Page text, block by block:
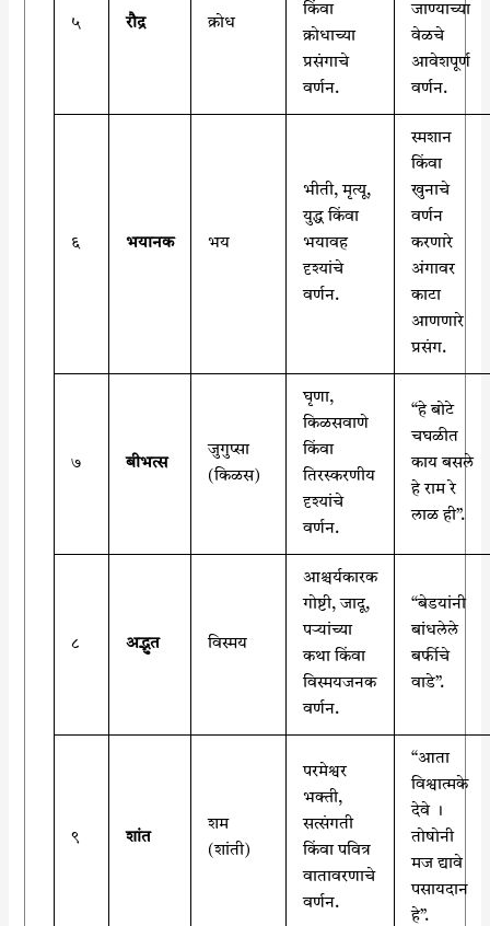
५ रौद्र क्रोध
किंवा
क्रोधाच्या
प्रसंगाचे
वर्णन.
जाण्याच्या
वेळचे
आवेशपूर्ण
वर्णन.
६ भयानक भय
भीती, मृत्यू,
युद्ध किंवा
भयावह
दृश्यांचे
वर्णन.
स्मशान
किंवा
खुनाचे
वर्णन
करणारे
अंगावर
काटा
आणणारे
प्रसंग.
७ बीभत्स
जुगुप्सा
(किळस)
घृणा,
किळसवाणे
किंवा
तिरस्करणीय
दृश्यांचे
वर्णन.
“हे बोटे
चघळीत
काय बसले
हे राम रे
लाळ ही”.
८ अद्भुत विस्मय
आश्चर्यकारक
गोष्टी, जादू,
पऱ्यांच्या
कथा किंवा
विस्मयजनक
वर्णन.
“बेडयांनी
बांधलेले
बर्फीचे
वाडे”.
९ शांत
शम
(शांती)
परमेश्वर
भक्ती,
सत्संगती
किंवा पवित्र
वातावरणाचे
वर्णन.
“आता
विश्वात्मके
देवे ।
तोषोनी
मज द्यावे
पसायदान
हे”.